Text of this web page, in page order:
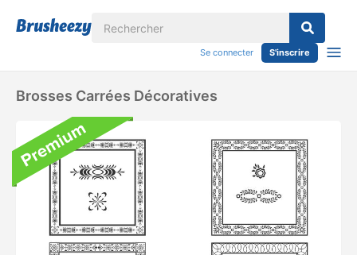
Se connecter S'inscrire
Brosses Carrées Décoratives